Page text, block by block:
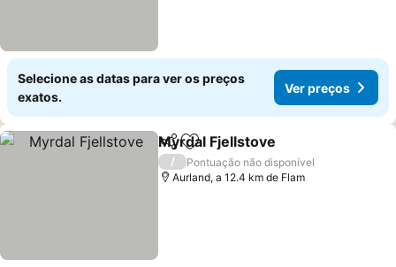
Selecione as datas para ver os preços
exatos.
Ver preços
PartilharAdicionar aos favoritos
Myrdal Fjellstove
/
Pontuação não disponível
Aurland, a 12.4 km de Flam